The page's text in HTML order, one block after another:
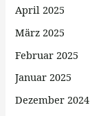
April 2025
März 2025
Februar 2025
Januar 2025
Dezember 2024